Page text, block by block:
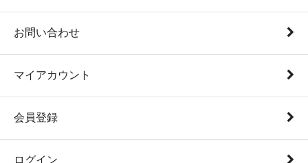
お問い合わせ
マイアカウント
会員登録
ログイン